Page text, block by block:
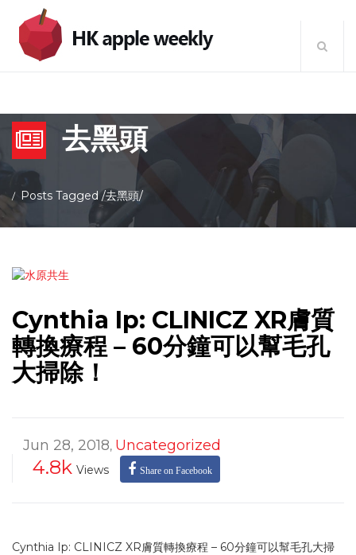
去黑頭
Posts Tagged/去黑頭/
Cynthia Ip: CLINICZ XR膚質
轉換療程 – 60分鐘可以幫毛孔
大掃除！
Jun 28, 2018, Uncategorized
4.8k Views Share on Facebook
Cynthia Ip: CLINICZ XR膚質轉換療程 – 60分鐘可以幫毛孔大掃